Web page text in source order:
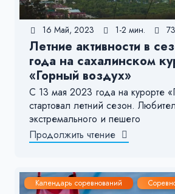
16 Май, 2023 1-2 мин.
Летние активности в
года на сахалинском
«Горный воздух»
С 13 мая 2023 года на курорте
стартовал летний сезон.
экстремального и пешего
Продолжить чтение
Календарь соревнований